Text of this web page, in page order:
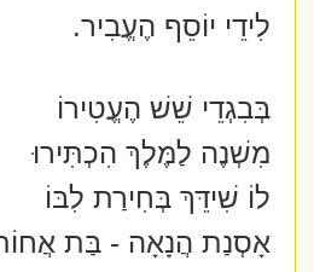
לִידֵי יוֹסֵף הֶעֱבִיר.
בְּבִגְדֵי שֵׁשׁ הֶעֱטִירוֹ
מִשְׁנֶה לַמֶּלֶךְ הִכְתִּירוּ
לוֹ שִׁידֵּךְ בְּחִירַת לִבּוֹ
אָסְנַת הֲנָאָה - בַּת אֲחוֹתוֹ